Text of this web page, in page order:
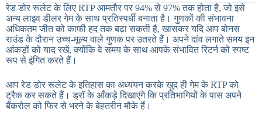
रेड डोर रूलेट के लिए RTP आमतौर पर 94% से 97% तक होता है, जो इसे
अन्य लाइव डीलर गेम के साथ प्रतिस्पर्धी बनाता है। गुणकों की संभावना
अधिकतम जीत को काफी हद तक बढ़ा सकती है, खासकर यदि आप बोनस
राउंड के दौरान उच्च-मूल्य वाले गुणक पर उतरते हैं। अपने दांव लगाते समय इन
आंकड़ों को याद रखें, क्योंकि वे समय के साथ आपके संभावित रिटर्न को स्पष्ट
रूप से इंगित करते हैं।
आप रेड डोर रूलेट के इतिहास का अध्ययन करके खुद ही गेम के RTP को
ट्रैक कर सकते हैं। ड्रॉ के आँकड़े दिखाएंगे कि प्रतिभागियों के पास अपने
बैंकरोल को फिर से भरने के बेहतरीन मौके हैं।